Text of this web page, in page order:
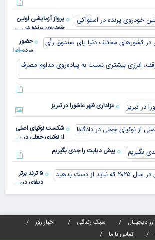
پرواز آزمایشی اولین
خودروی پرنده در
اسلواکی
حضور
مردم ایران
در
کشورهای
مختلف
دنیا پای
صندوق
عزاداری ظهر عاشورا در تبریز
شکست نوکیای اصلی
از نوکیای جعلی در
دادگاه!
پیش دیابت را جدی بگیریم
۵ ترند برتر
دیفای در
ارز دیجیتال سبک زندگی
اخبار روز
تماس با ما